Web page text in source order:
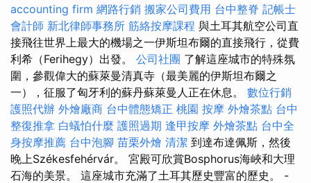
accounting firm 網路行銷 搬家公司費用 台中整脊 記帳士
會計師 新北律師事務所 筋絡按摩課程 與土耳其航空公司直
接飛往世界上最大的機場之一伊斯坦布爾的直接飛行，從費
利希（Ferihegy）出發。 公司社團 了解這座城市的特殊氛
圍，參觀偉大的蘇萊曼清真寺（最美麗的伊斯坦布爾之
一），征服了匈牙利的蘇丹蘇萊曼人正在休息。 數位行銷
護照代辦 外燴廠商 台中體態矯正 桃園 按摩 外燴茶點 台中
整復推拿 白蟻怕什麼 護照過期 逢甲按摩 外燴茶點 台中全
身按摩推薦 台中泡腳 苗栗外燴 清潔 到達布達佩斯，然後
晚上Székesfehérvár。 宮殿可欣賞Bosphorus海峽和大理
石海的美景。 這座城市充滿了土耳其歷史豐富的歷史。 -